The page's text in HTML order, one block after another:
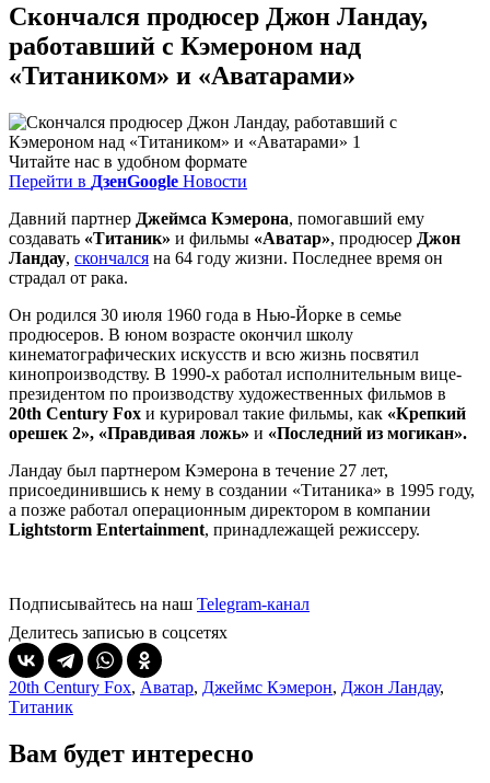
Скончался продюсер Джон Ландау,
работавший с Кэмероном над
«Титаником» и «Аватарами»
Читайте нас в удобном формате
Перейти в ДзенGoogle Новости
Давний партнер Джеймса Кэмерона, помогавший ему
создавать «Титаник» и фильмы «Аватар», продюсер Джон
Ландау, скончался на 64 году жизни. Последнее время он
страдал от рака.
Он родился 30 июля 1960 года в Нью-Йорке в семье
продюсеров. В юном возрасте окончил школу
кинематографических искусств и всю жизнь посвятил
кинопроизводству. В 1990-х работал исполнительным вице-
президентом по производству художественных фильмов в
20th Century Fox и курировал такие фильмы, как «Крепкий
орешек 2», «Правдивая ложь» и «Последний из могикан».
Ландау был партнером Кэмерона в течение 27 лет,
присоединившись к нему в создании «Титаника» в 1995 году,
а позже работал операционным директором в компании
Lightstorm Entertainment, принадлежащей режиссеру.
Подписывайтесь на наш Telegram-канал
Делитесь записью в соцсетях
20th Century Fox, Аватар, Джеймс Кэмерон, Джон Ландау,
Титаник
Вам будет интересно